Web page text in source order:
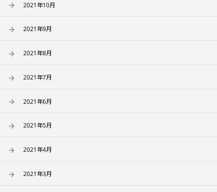
2021年10月
2021年9月
2021年8月
2021年7月
2021年6月
2021年5月
2021年4月
2021年3月